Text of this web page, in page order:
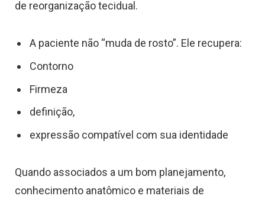
de reorganização tecidual.
A paciente não “muda de rosto”. Ele recupera:
Contorno
Firmeza
definição,
expressão compatível com sua identidade
Quando associados a um bom planejamento,
conhecimento anatômico e materiais de